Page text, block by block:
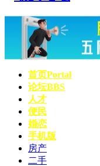
首页Portal
论坛BBS
人才
便民
婚恋
手机版
房产
二手